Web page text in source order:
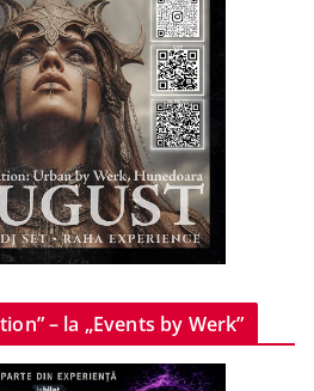
– la „Events by Werk”